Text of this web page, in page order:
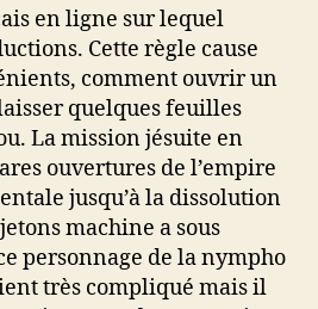
en ligne sur lequel
Cette règle cause
comment ouvrir un
quelques feuilles
La mission jésuite en
ouvertures de l’empire
jusqu’à la dissolution
machine a sous
personnage de la nympho
très compliqué mais il